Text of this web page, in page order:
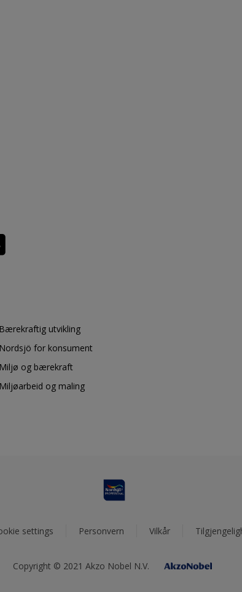
Bærekraftig utvikling
Nordsjö for konsument
Miljø og bærekraft
Miljøarbeid og maling
settings Personvern Vilkår
Copyright © 2021 Akzo Nobel N.V.